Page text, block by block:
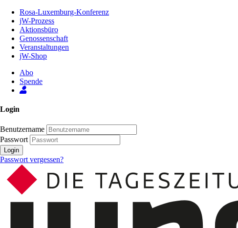
Inhalt
Seite
Rosa-Luxemburg-Konferenz
jW-Prozess
Aktionsbüro
Genossenschaft
Veranstaltungen
jW-Shop
Abo
Spende
Login
Benutzername
Passwort
Login
Passwort vergessen?